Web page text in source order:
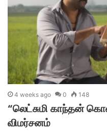
4 weeks ago 0 148
“லெட்சுமி காந்தன்
விமர்சனம்